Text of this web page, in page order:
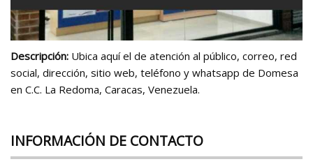
Descripción: Ubica aquí el de atención al público, correo, red
social, dirección, sitio web, teléfono y whatsapp de Domesa
en C.C. La Redoma, Caracas, Venezuela.
INFORMACIÓN DE CONTACTO